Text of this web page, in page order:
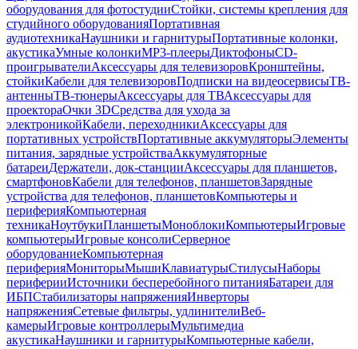
оборудования для фотостудииСтойки, системы крепления для
студийного оборудованияПортативная
аудиотехникаНаушники и гарнитурыПортативные колонки,
акустикаУмные колонкиMP3-плеерыДиктофоныCD-
проигрывателиАксессуары для телевизоровКронштейны,
стойкиКабели для телевизоровПодписки на видеосервисыТВ-
антенныТВ-тюнерыАксессуары для ТВАксессуары для
проектораОчки 3DСредства для ухода за
электроникойКабели, переходникиАксессуары для
портативных устройствПортативные аккумуляторыЭлементы
питания, зарядные устройстваАккумуляторные
батареиДержатели, док-станцииАксессуары для планшетов,
смартфоновКабели для телефонов, планшетовЗарядные
устройства для телефонов, планшетовКомпьютеры и
периферияКомпьютерная
техникаНоутбукиПланшетыМоноблокиКомпьютерыИгровые
компьютерыИгровые консолиСерверное
оборудованиеКомпьютерная
периферияМониторыМышиКлавиатурыСтилусыНаборы
периферииИсточники бесперебойного питанияБатареи для
ИБПСтабилизаторы напряженияИнверторы
напряженияСетевые фильтры, удлинителиВеб-
камерыИгровые контроллерыМультимедиа
акустикаНаушники и гарнитурыКомпьютерные кабели,